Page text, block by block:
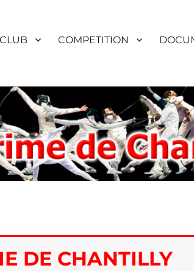
CLUB COMPETITION
DE CHANTILLY